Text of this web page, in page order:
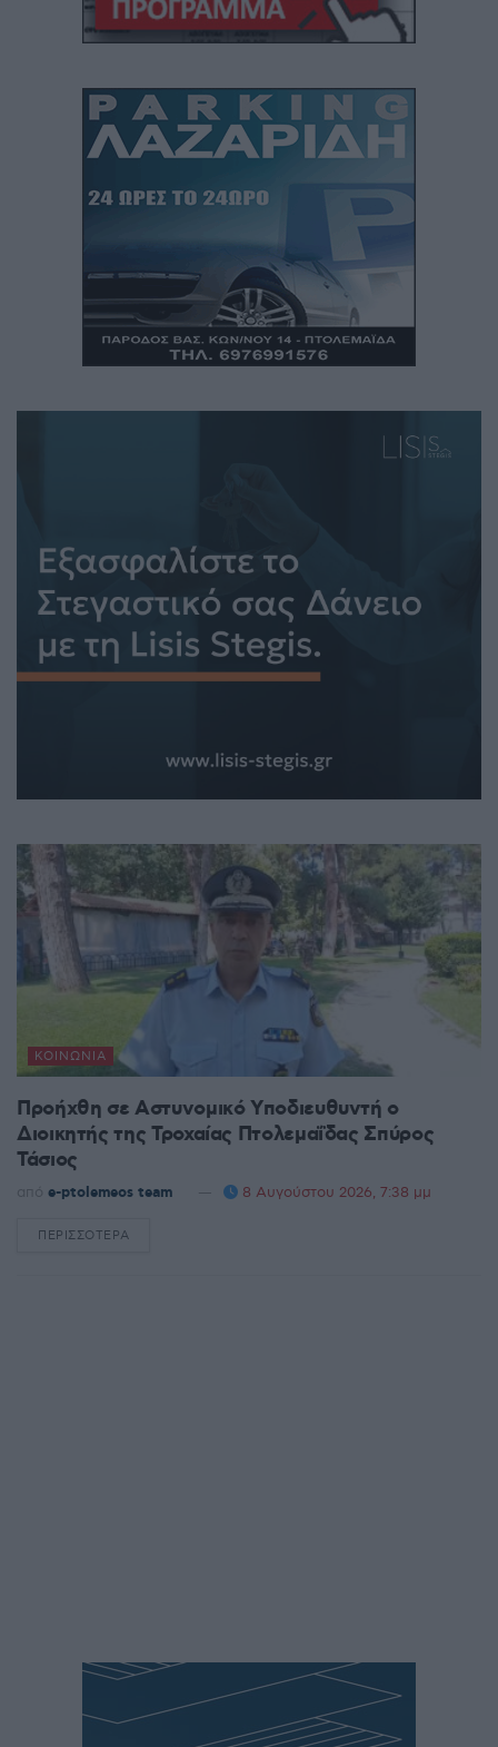
ΚΟΙΝΩΝΊΑ
Προήχθη σε Αστυνομικό Υποδιευθυντή ο
Διοικητής της Τροχαίας Πτολεμαΐδας Σπύρος
Τάσιος
από e-ptolemeos team 8 Αυγούστου 2026, 7:38 μμ
ΠΕΡΙΣΣΌΤΕΡΑ